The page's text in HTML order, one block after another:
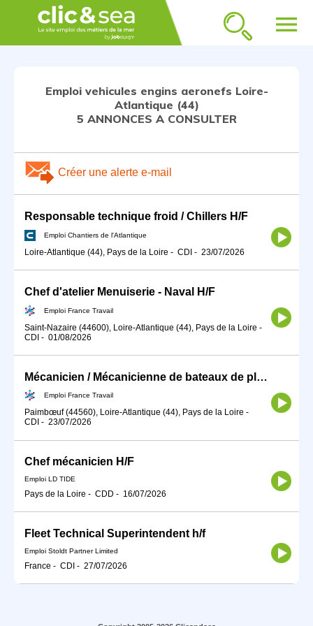
menu
Emploi vehicules engins aeronefs Loire-
Atlantique (44)
5 ANNONCES A CONSULTER
Créer une alerte e-mail
Responsable technique froid / Chillers H/F
Emploi Chantiers de l'Atlantique
Loire-Atlantique (44), Pays de la Loire - CDI - 23/07/2026
Chef d'atelier Menuiserie - Naval H/F
Emploi France Travail
Saint-Nazaire (44600), Loire-Atlantique (44), Pays de la Loire -
CDI - 01/08/2026
Mécanicien / Mécanicienne de bateaux de plaisance (H/F)
Emploi France Travail
Paimbœuf (44560), Loire-Atlantique (44), Pays de la Loire -
CDI - 23/07/2026
Chef mécanicien H/F
Emploi LD TIDE
Pays de la Loire - CDD - 16/07/2026
Fleet Technical Superintendent h/f
Emploi Stoldt Partner Limited
France - CDI - 27/07/2026